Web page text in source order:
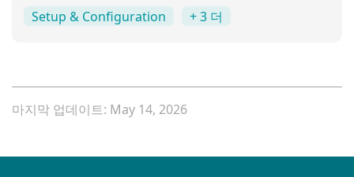
Setup & Configuration
+ 3 더
마지막 업데이트: May 14, 2026